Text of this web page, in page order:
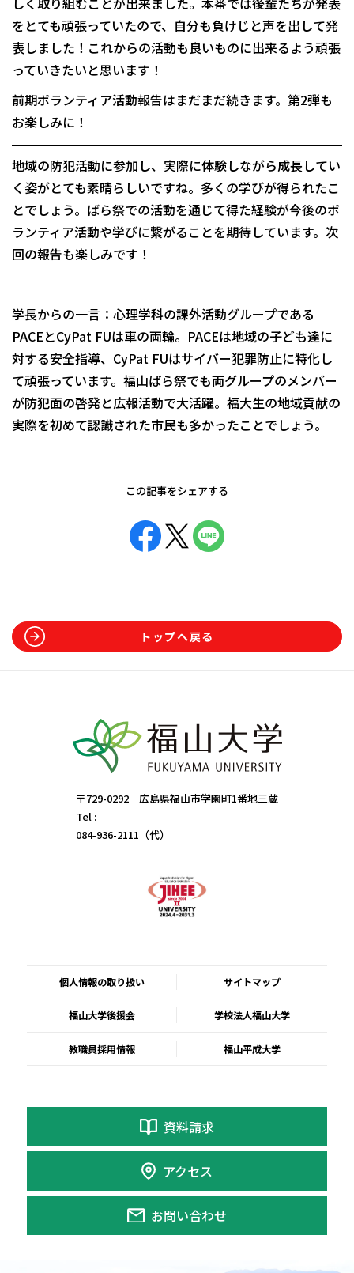
をとても頑張っていたので、自分も負けじと声を出して発
表しました！これからの活動も良いものに出来るよう頑張
っていきたいと思います！
前期ボランティア活動報告はまだまだ続きます。第2弾も
お楽しみに！
地域の防犯活動に参加し、実際に体験しながら成長してい
く姿がとても素晴らしいですね。多くの学びが得られたこ
とでしょう。ばら祭での活動を通じて得た経験が今後のボ
ランティア活動や学びに繋がることを期待しています。次
回の報告も楽しみです！
学長からの一言：心理学科の課外活動グループである
PACEとCyPat FUは車の両輪。PACEは地域の子ども達に
対する安全指導、CyPat FUはサイバー犯罪防止に特化し
て頑張っています。福山ばら祭でも両グループのメンバー
が防犯面の啓発と広報活動で大活躍。福大生の地域貢献の
実際を初めて認識された市民も多かったことでしょう。
この記事をシェアする
トップへ戻る
〒729-0292 広島県福山市学園町1番地三蔵
Tel :
084-936-2111（代）
個人情報の取り扱い サイトマップ
福山大学後援会 学校法人福山大学
教職員採用情報 福山平成大学
資料請求
アクセス
お問い合わせ